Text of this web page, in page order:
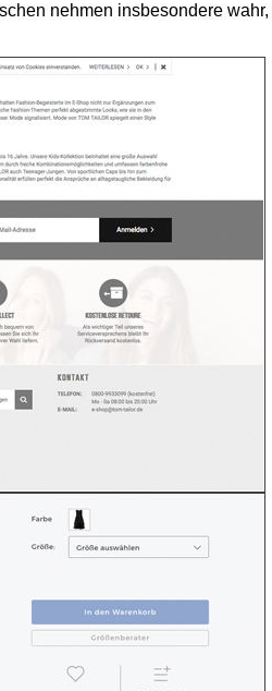
nehmen insbesondere